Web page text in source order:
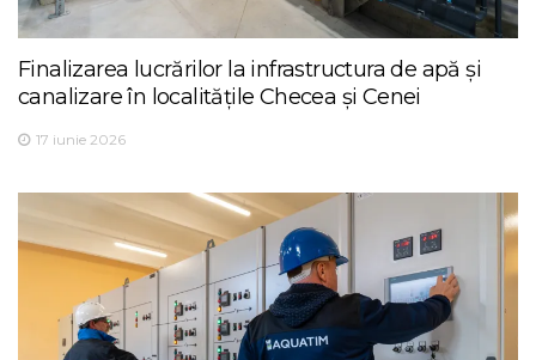
Finalizarea lucrărilor la infrastructura de apă și
canalizare în localitățile Checea și Cenei
17 iunie 2026